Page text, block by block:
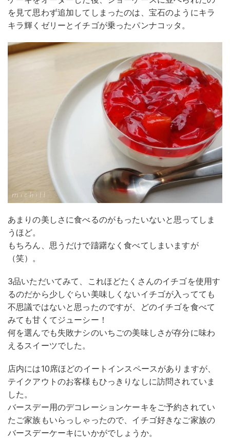
を見て思わず追加してしまったのは、宝石のようにキラ
キラ輝くゼリーとイチゴが乗ったパンナコッタ。
あまりの美しさに食べるのがもったいないと思ってしま
うほど。
もちろん、思うだけで躊躇なく食べてしまいますが
（笑）。
3品いただいてみて、これほどたくさんのイチゴを使用す
るのだから少しぐらい美味しくないイチゴが入ってても
不思議ではないと思ったのですが、どのイチゴを食べて
みても甘くてジューシー！
何を選んでも失敗ナシのいちごの美味しさが存分に味わ
えるスイーツでした。
店内には10席ほどのイートインスペースがありますが、
テイクアウトのお客様もひっきりなしに訪問されていま
した。
バースデー用のデコレーションケーキをご予約されてい
たご家族もいらっしゃったので、イチゴ好きなご家族の
バースデーケーキにいかがでしょうか。